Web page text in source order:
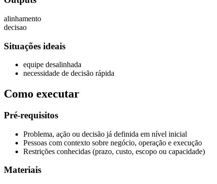
alinhamento
decisao
Situações ideais
equipe desalinhada
necessidade de decisão rápida
Como executar
Pré-requisitos
Problema, ação ou decisão já definida em nível inicial
Pessoas com contexto sobre negócio, operação e execução
Restrições conhecidas (prazo, custo, escopo ou capacidade)
Materiais